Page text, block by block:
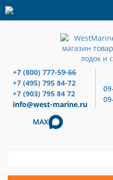
+7 (800) 777-59-66
+7 (495) 795 84-72
+7 (903) 795 84 72
info@west-marine.ru
MAX